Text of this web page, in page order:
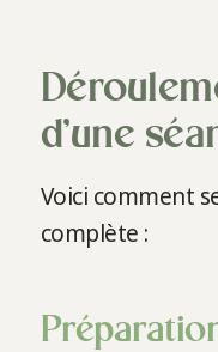
d’une
Voici comment
complète :